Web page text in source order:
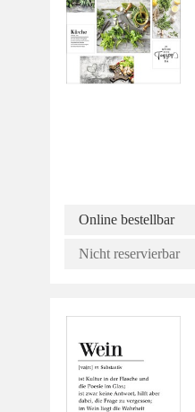
Online bestellbar
Nicht reservierbar